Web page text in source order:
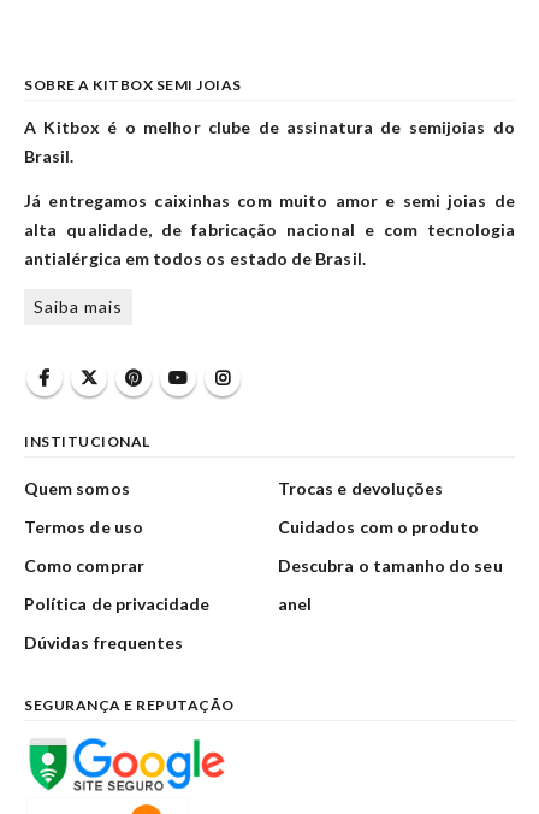
SOBRE A KITBOX SEMI JOIAS
A Kitbox é o melhor clube de assinatura de semijoias do
Brasil.
Já entregamos caixinhas com muito amor e semi joias de
alta qualidade, de fabricação nacional e com tecnologia
antialérgica em todos os estado de Brasil.
Saiba mais
INSTITUCIONAL
Quem somos
Termos de uso
Como comprar
Política de privacidade
Dúvidas frequentes
Trocas e devoluções
Cuidados com o produto
Descubra o tamanho do seu
anel
SEGURANÇA E REPUTAÇÃO